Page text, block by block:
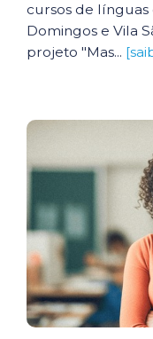
cursos de línguas
Domingos e Vila
projeto "Mas...